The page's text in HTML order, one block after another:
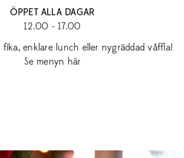
ÖPPET ALLA DAGAR
12.00 - 17.00
fika, enklare lunch eller nygräddad våffla!
Se menyn här